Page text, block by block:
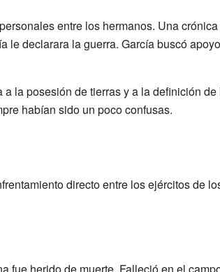
entre los hermanos. Una
le declarara la guerra. García buscó
la posesión de tierras y a la definición
habían sido un poco confusas.
directo entre los ejércitos de
fue herido de muerte. Falleció en el